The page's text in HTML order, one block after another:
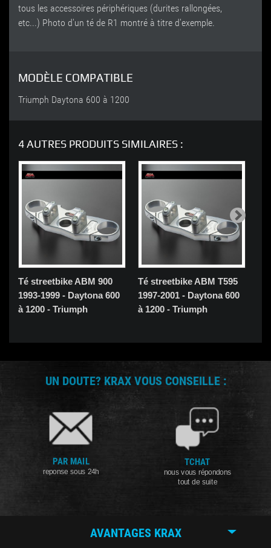
tous les accessoires périphériques (durites rallongées,
etc...) Photo d'un té de R1 montré à titre d'exemple.
MODÈLE COMPATIBLE
Triumph Daytona 600 à 1200
4 AUTRES PRODUITS SIMILAIRES :
Té streetbike ABM 900
1993-1999 - Daytona 600
à 1200 - Triumph
Té streetbike ABM T595
1997-2001 - Daytona 600
à 1200 - Triumph
UN DOUTE? KRAX VOUS CONSEILLE :
PAR MAIL
reponse sous 24h
TCHAT
nous vous répondons
tout de suite
AVANTAGES KRAX